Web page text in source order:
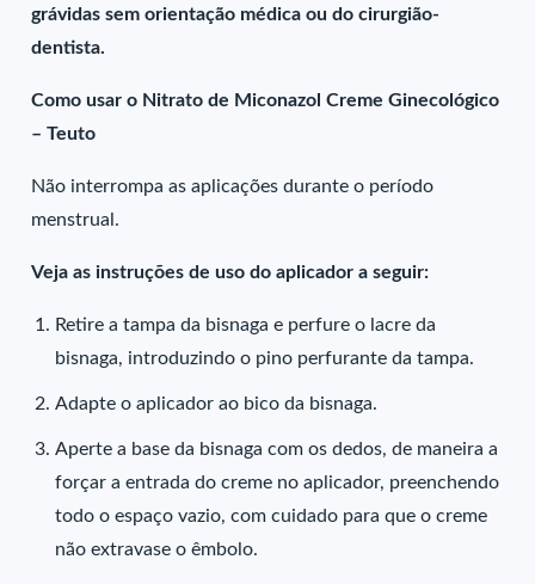
grávidas sem orientação médica ou do cirurgião-
dentista.
Como usar o Nitrato de Miconazol Creme Ginecológico
– Teuto
Não interrompa as aplicações durante o período
menstrual.
Veja as instruções de uso do aplicador a seguir:
Retire a tampa da bisnaga e perfure o lacre da
bisnaga, introduzindo o pino perfurante da tampa.
Adapte o aplicador ao bico da bisnaga.
Aperte a base da bisnaga com os dedos, de maneira a
forçar a entrada do creme no aplicador, preenchendo
todo o espaço vazio, com cuidado para que o creme
não extravase o êmbolo.